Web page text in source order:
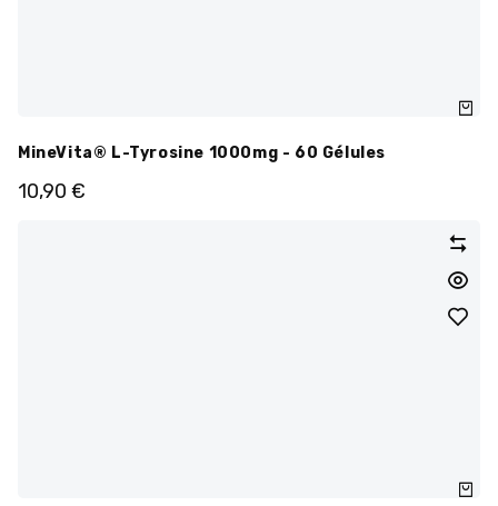
MineVita® L-Tyrosine 1000mg - 60 Gélules
10,90 €